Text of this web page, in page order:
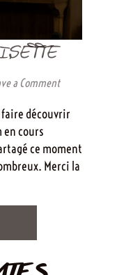
a Comment
faire découvrir
en cours
ce moment
Merci la